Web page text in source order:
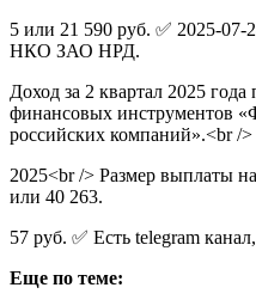
5 или 21 590 руб. ✅ 2025-
НКО ЗАО НРД.
Доход за 2 квартал 2025
финансовых инструментов
российских компаний».<br /
2025<br /> Размер выплаты
или 40 263.
57 руб. ✅ Есть telegram
Еще по теме: